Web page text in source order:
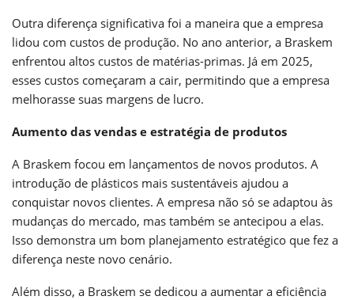
Outra diferença significativa foi a maneira que a empresa
lidou com custos de produção. No ano anterior, a Braskem
enfrentou altos custos de matérias-primas. Já em 2025,
esses custos começaram a cair, permitindo que a empresa
melhorasse suas margens de lucro.
Aumento das vendas e estratégia de produtos
A Braskem focou em lançamentos de novos produtos. A
introdução de plásticos mais sustentáveis ajudou a
conquistar novos clientes. A empresa não só se adaptou às
mudanças do mercado, mas também se antecipou a elas.
Isso demonstra um bom planejamento estratégico que fez a
diferença neste novo cenário.
Além disso, a Braskem se dedicou a aumentar a eficiência